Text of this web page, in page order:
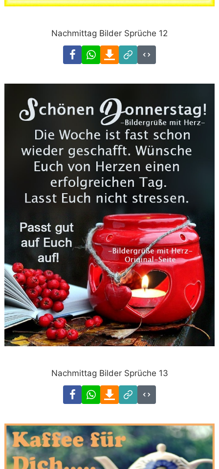
Nachmittag Bilder Sprüche 12
FacebookWhatsAppDownload
Link
Code
Nachmittag Bilder Sprüche 13
FacebookWhatsAppDownload
Link
Code